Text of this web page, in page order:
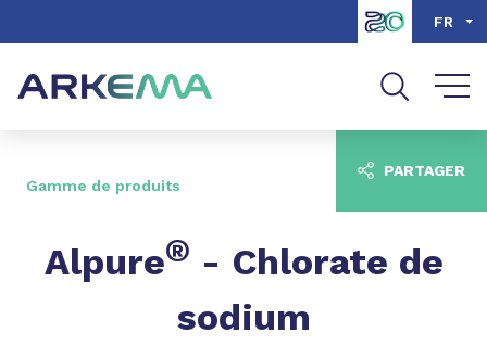
Aller à la recherche
FR
Gamme de produits
Alpure® - Chlorate de
sodium
PARTAGER